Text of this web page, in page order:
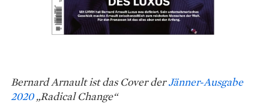
Bernard Arnault ist das Cover derJänner-Ausgabe
2020„Radical Change“